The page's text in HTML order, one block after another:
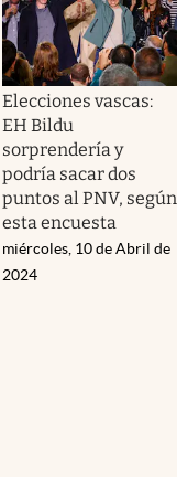
Elecciones vascas:
EH Bildu
sorprendería y
podría sacar dos
puntos al PNV, según
esta encuesta
miércoles, 10 de Abril de
2024